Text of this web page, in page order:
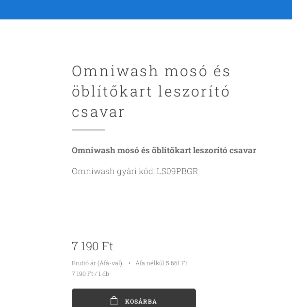
Omniwash mosó és
öblítőkart leszorító
csavar
Omniwash mosó és öblítőkart leszorító csavar
Omniwash gyári kód: LS09PBGR
7 190 Ft
Bruttó ár (Áfá-val)
Áfa nélkül 5 661 Ft
7 190 Ft / 1 db
KOSÁRBA